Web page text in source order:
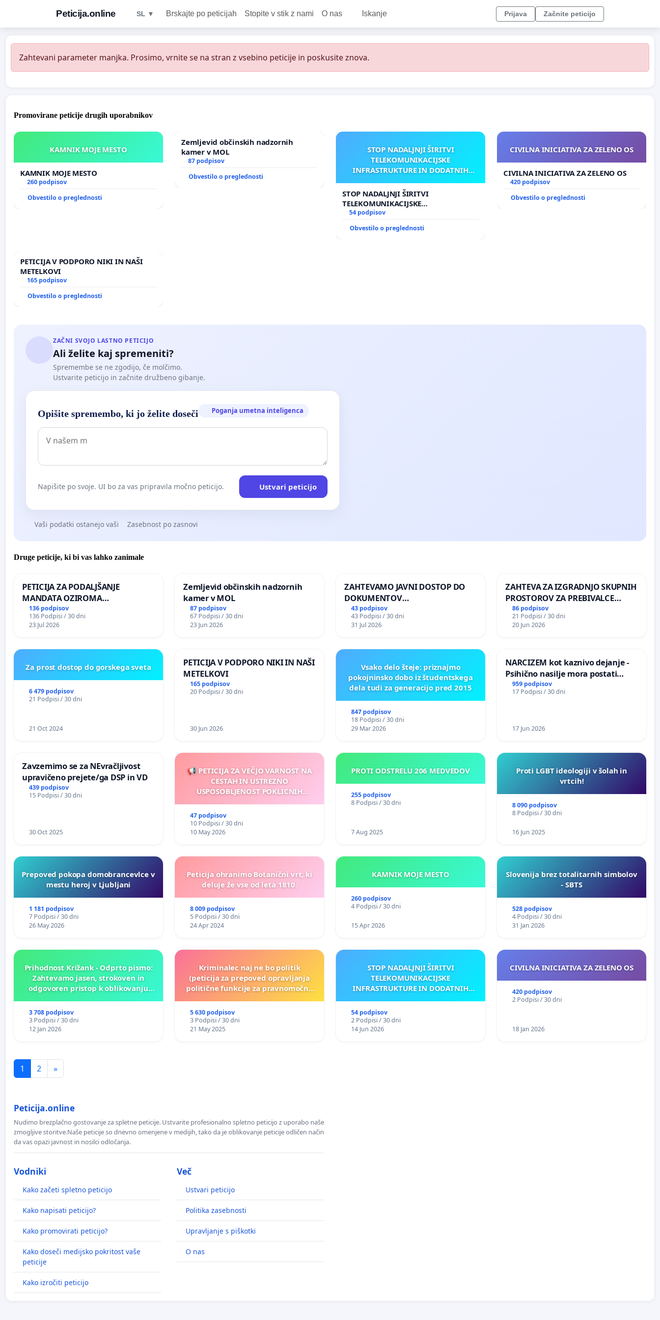
Peticija.online SL ▼ Brskajte po peticijah Stopite v stik z nami O nas Iskanje Prijava Začnite peticijo
Zahtevani parameter manjka. Prosimo, vrnite se na stran z vsebino peticije in poskusite znova.
Promovirane peticije drugih uporabnikov
KAMNIK MOJE MESTO
KAMNIK MOJE MESTO
260 podpisov
Obvestilo o preglednosti
Zemljevid občinskih nadzornih
kamer v MOL
87 podpisov
Obvestilo o preglednosti
STOP NADALJNJI ŠIRITVI
TELEKOMUNIKACIJSKE
INFRASTRUKTURE IN DODATNIH
STOP NADALJNJI ŠIRITVI
TELEKOMUNIKACIJSKE
INFRASTRUKTURE IN DODATNIH
ANTEN V GRADIŠČAKU
54 podpisov
Obvestilo o preglednosti
CIVILNA INICIATIVA ZA ZELENO OS
CIVILNA INICIATIVA ZA ZELENO OS
420 podpisov
Obvestilo o preglednosti
PETICIJA V PODPORO NIKI IN NAŠI
METELKOVI
165 podpisov
Obvestilo o preglednosti
ZAČNI SVOJO LASTNO PETICIJO
Ali želite kaj spremeniti?
Spremembe se ne zgodijo, če molčimo.
Ustvarite peticijo in začnite družbeno gibanje.
Opišite spremembo, ki jo želite doseči Poganja umetna inteligenca
Napišite po svoje. UI bo za vas pripravila močno peticijo. Ustvari peticijo
Vaši podatki ostanejo vaši Zasebnost po zasnovi
Druge peticije, ki bi vas lahko zanimale
PETICIJA ZA PODALJŠANJE
MANDATA OZIROMA
ČIMPREJŠNJO PONOVNO
NAPOTITEV GOSPODA BERNARDA
ŠRAJNERJA NA VELEPOSLANIŠTVO
136 podpisov
136 Podpisi / 30 dni
23 Jul 2026
Zemljevid občinskih nadzornih
kamer v MOL
87 podpisov
67 Podpisi / 30 dni
23 Jun 2026
ZAHTEVAMO JAVNI DOSTOP DO
DOKUMENTOV
PARLAMENTARNIH
PREISKOVALNIH KOMISIJ O
ILEGALNI TRGOVINI Z OROŽJEM
43 podpisov
43 Podpisi / 30 dni
31 Jul 2026
ZAHTEVA ZA IZGRADNJO SKUPNIH
PROSTOROV ZA PREBIVALCE
KRAJEVNE SKUPNOSTI
PRESTRANEK
86 podpisov
21 Podpisi / 30 dni
20 Jun 2026
Za prost dostop do gorskega sveta
6 479 podpisov
21 Podpisi / 30 dni
21 Oct 2024
PETICIJA V PODPORO NIKI IN NAŠI
METELKOVI
165 podpisov
20 Podpisi / 30 dni
30 Jun 2026
Vsako delo šteje: priznajmo
pokojninsko dobo iz študentskega
dela tudi za generacijo pred 2015
847 podpisov
18 Podpisi / 30 dni
29 Mar 2026
NARCIZEM kot kaznivo dejanje -
Psihično nasilje mora postati
enako prepoznano kot fizično
nasilje
959 podpisov
17 Podpisi / 30 dni
17 Jun 2026
Zavzemimo se za NEvračljivost
upravičeno prejete/ga DSP in VD
439 podpisov
15 Podpisi / 30 dni
30 Oct 2025
📢 PETICIJA ZA VEČJO VARNOST NA
CESTAH IN USTREZNO
USPOSOBLJENOST POKLICNIH
47 podpisov
10 Podpisi / 30 dni
10 May 2026
PROTI ODSTRELU 206 MEDVEDOV
255 podpisov
8 Podpisi / 30 dni
7 Aug 2025
Proti LGBT ideologiji v šolah in
vrtcih!
8 090 podpisov
8 Podpisi / 30 dni
16 Jun 2025
Prepoved pokopa domobrancevlce v
mestu heroj v Ljubljani
1 181 podpisov
7 Podpisi / 30 dni
26 May 2026
Peticija ohranimo Botanični vrt, ki
deluje že vse od leta 1810.
8 009 podpisov
5 Podpisi / 30 dni
24 Apr 2024
KAMNIK MOJE MESTO
260 podpisov
4 Podpisi / 30 dni
15 Apr 2026
Slovenija brez totalitarnih simbolov
- SBTS
528 podpisov
4 Podpisi / 30 dni
31 Jan 2026
Prihodnost Križank - Odprto pismo:
Zahtevamo jasen, strokoven in
odgovoren pristop k oblikovanju
3 708 podpisov
3 Podpisi / 30 dni
12 Jan 2026
Kriminalec naj ne bo politik
(peticija za prepoved opravljanja
politične funkcije za pravnomočno
5 630 podpisov
3 Podpisi / 30 dni
21 May 2025
STOP NADALJNJI ŠIRITVI
TELEKOMUNIKACIJSKE
INFRASTRUKTURE IN DODATNIH
54 podpisov
2 Podpisi / 30 dni
14 Jun 2026
CIVILNA INICIATIVA ZA ZELENO OS
420 podpisov
2 Podpisi / 30 dni
18 Jan 2026
1 2 »
Peticija.online
Nudimo brezplačno gostovanje za spletne peticije. Ustvarite profesionalno spletno peticijo z uporabo naše
zmogljive storitve.Naše peticije so dnevno omenjene v medijih, tako da je oblikovanje peticije odličen način
da vas opazi javnost in nosilci odločanja.
Vodniki
Kako začeti spletno peticijo
Kako napisati peticijo?
Kako promovirati peticijo?
Kako doseči medijsko pokritost vaše
peticije
Kako izročiti peticijo
Več
Ustvari peticijo
Politika zasebnosti
Upravljanje s piškotki
O nas